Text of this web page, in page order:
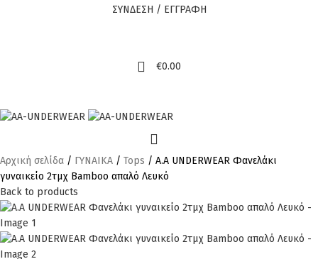
ΣΥΝΔΕΣΗ / ΕΓΓΡΑΦΗ
€0.00
Αρχική σελίδα ΓΥΝΑΙΚΑ Tops
Α.A UNDERWEAR Φανελάκι
γυναικείο 2τμχ Bamboo απαλό Λευκό
Back to products